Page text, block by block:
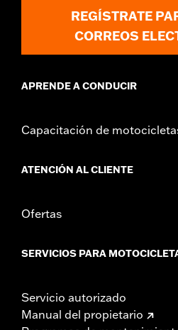
REGÍSTRATE
CORREOS
APRENDE A CONDUCIR
Capacitación de
ATENCIÓN AL CLIENTE
Ofertas
SERVICIOS PARA
Servicio autorizado
Manual del propietario